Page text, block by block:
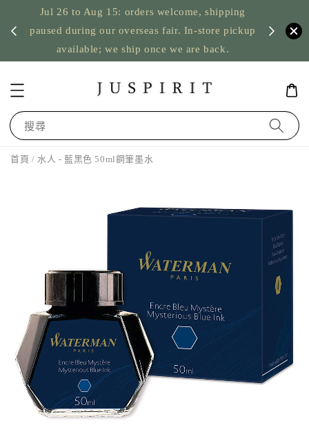
Jul 26 to Aug 15: orders welcome, shipping
paused during our overseas fair. In-store pickup
available; we ship once we are back.
US
搜尋
首頁 / 水人 - 藍黑色 50ml鋼筆墨水